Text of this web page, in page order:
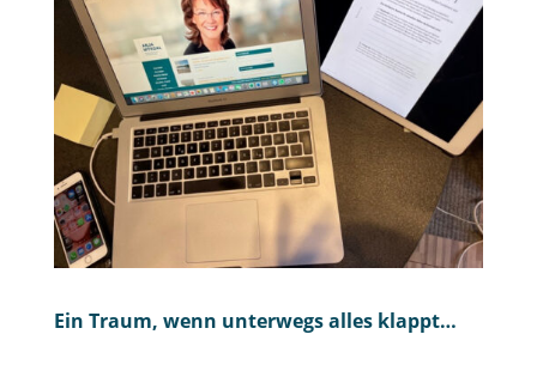
Ein Traum, wenn unterwegs alles klappt…